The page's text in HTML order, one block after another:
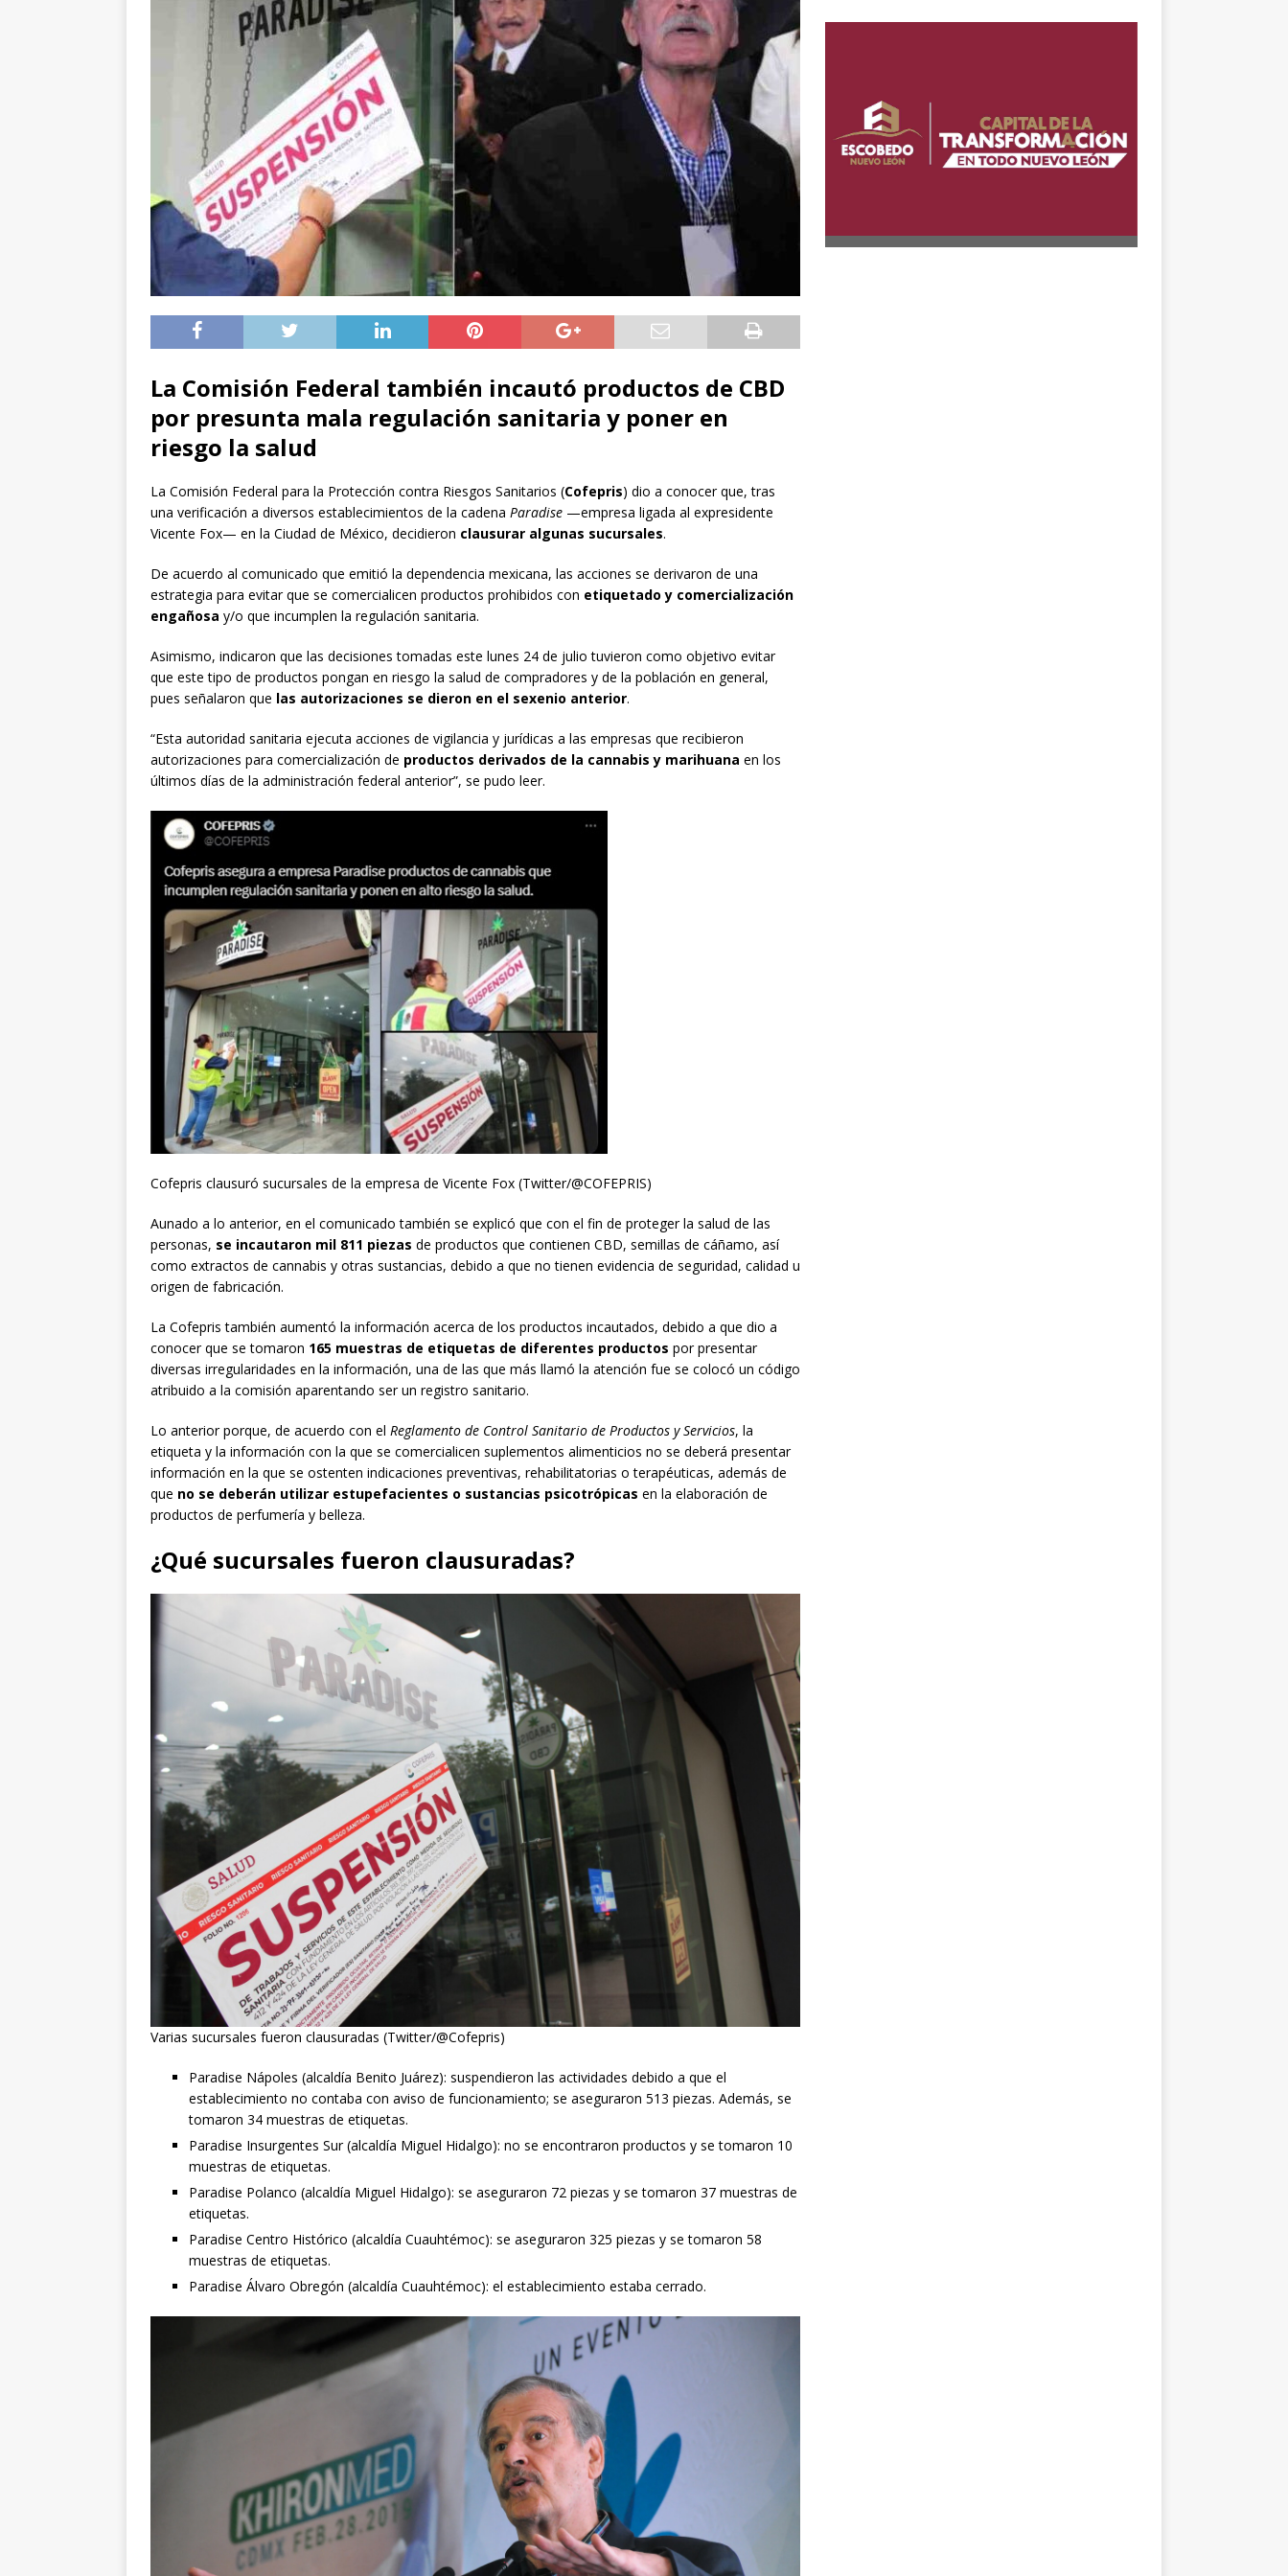
La Comisión Federal también incautó productos de CBD
por presunta mala regulación sanitaria y poner en
riesgo la salud
La Comisión Federal para la Protección contra Riesgos Sanitarios (Cofepris) dio a conocer que, tras
una verificación a diversos establecimientos de la cadena Paradise —empresa ligada al expresidente
Vicente Fox— en la Ciudad de México, decidieron clausurar algunas sucursales.
De acuerdo al comunicado que emitió la dependencia mexicana, las acciones se derivaron de una
estrategia para evitar que se comercialicen productos prohibidos con etiquetado y comercialización
engañosa y/o que incumplen la regulación sanitaria.
Asimismo, indicaron que las decisiones tomadas este lunes 24 de julio tuvieron como objetivo evitar
que este tipo de productos pongan en riesgo la salud de compradores y de la población en general,
pues señalaron que las autorizaciones se dieron en el sexenio anterior.
“Esta autoridad sanitaria ejecuta acciones de vigilancia y jurídicas a las empresas que recibieron
autorizaciones para comercialización de productos derivados de la cannabis y marihuana en los
últimos días de la administración federal anterior”, se pudo leer.
Cofepris clausuró sucursales de la empresa de Vicente Fox (Twitter/@COFEPRIS)
Aunado a lo anterior, en el comunicado también se explicó que con el fin de proteger la salud de las
personas, se incautaron mil 811 piezas de productos que contienen CBD, semillas de cáñamo, así
como extractos de cannabis y otras sustancias, debido a que no tienen evidencia de seguridad, calidad u
origen de fabricación.
La Cofepris también aumentó la información acerca de los productos incautados, debido a que dio a
conocer que se tomaron 165 muestras de etiquetas de diferentes productos por presentar
diversas irregularidades en la información, una de las que más llamó la atención fue se colocó un código
atribuido a la comisión aparentando ser un registro sanitario.
Lo anterior porque, de acuerdo con el Reglamento de Control Sanitario de Productos y Servicios, la
etiqueta y la información con la que se comercialicen suplementos alimenticios no se deberá presentar
información en la que se ostenten indicaciones preventivas, rehabilitatorias o terapéuticas, además de
que no se deberán utilizar estupefacientes o sustancias psicotrópicas en la elaboración de
productos de perfumería y belleza.
¿Qué sucursales fueron clausuradas?
Varias sucursales fueron clausuradas (Twitter/@Cofepris)
Paradise Nápoles (alcaldía Benito Juárez): suspendieron las actividades debido a que el
establecimiento no contaba con aviso de funcionamiento; se aseguraron 513 piezas. Además, se
tomaron 34 muestras de etiquetas.
Paradise Insurgentes Sur (alcaldía Miguel Hidalgo): no se encontraron productos y se tomaron 10
muestras de etiquetas.
Paradise Polanco (alcaldía Miguel Hidalgo): se aseguraron 72 piezas y se tomaron 37 muestras de
etiquetas.
Paradise Centro Histórico (alcaldía Cuauhtémoc): se aseguraron 325 piezas y se tomaron 58
muestras de etiquetas.
Paradise Álvaro Obregón (alcaldía Cuauhtémoc): el establecimiento estaba cerrado.